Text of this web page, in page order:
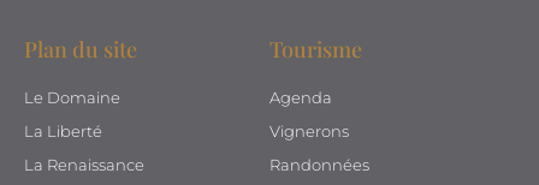
Plan du site
Le Domaine
La Liberté
La Renaissance
Tourisme
Agenda
Vignerons
Randonnées